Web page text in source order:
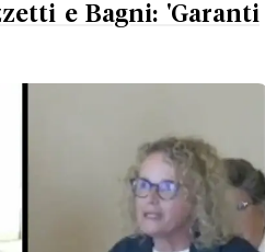
e Bagni: 'Garanti